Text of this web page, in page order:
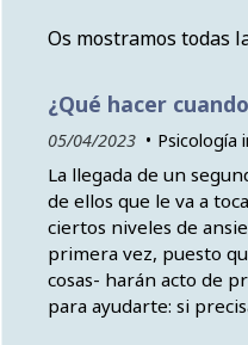
Os mostramos todas
¿Qué hacer
05/04/2023 Psicología
La llegada de un
de ellos que le va a
ciertos niveles de
primera vez, puesto
cosas- harán acto de
para ayudarte: si
psicología en Tui,